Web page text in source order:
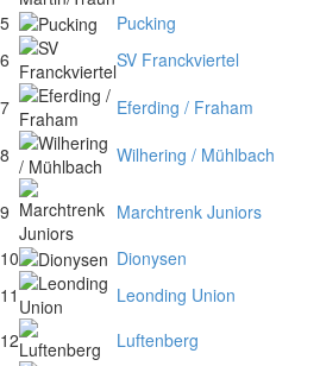
5
Pucking
6
SV Franckviertel
7
Eferding / Fraham
8
Wilhering / Mühlbach
9 Marchtrenk Juniors
10
Dionysen
11
Leonding Union
12
Luftenberg